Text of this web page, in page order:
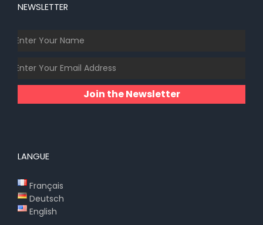
NEWSLETTER
Join the Newsletter
LANGUE
Français
Deutsch
English